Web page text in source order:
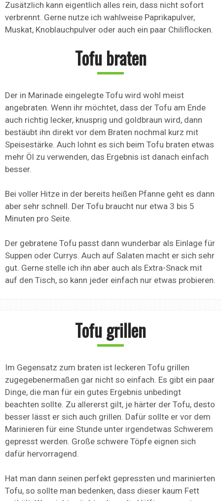
Zusätzlich kann eigentlich alles rein, dass nicht sofort
verbrennt. Gerne nutze ich wahlweise Paprikapulver,
Muskat, Knoblauchpulver oder auch ein paar Chiliflocken.
Tofu braten
Der in Marinade eingelegte Tofu wird wohl meist
angebraten. Wenn ihr möchtet, dass der Tofu am Ende
auch richtig lecker, knusprig und goldbraun wird, dann
bestäubt ihn direkt vor dem Braten nochmal kurz mit
Speisestärke. Auch lohnt es sich beim Tofu braten etwas
mehr Öl zu verwenden, das Ergebnis ist danach einfach
besser.
Bei voller Hitze in der bereits heißen Pfanne geht es dann
aber sehr schnell. Der Tofu braucht nur etwa 3 bis 5
Minuten pro Seite.
Der gebratene Tofu passt dann wunderbar als Einlage für
Suppen oder Currys. Auch auf Salaten macht er sich sehr
gut. Gerne stelle ich ihn aber auch als Extra-Snack mit
auf den Tisch, so kann jeder einfach nur etwas probieren.
Tofu grillen
Im Gegensatz zum braten ist leckeren Tofu grillen
zugegebenermaßen gar nicht so einfach. Es gibt ein paar
Dinge, die man für ein gutes Ergebnis unbedingt
beachten sollte. Zu allererst gilt, je härter der Tofu, desto
besser lässt er sich auch grillen. Dafür sollte er vor dem
Marinieren für eine Stunde unter irgendetwas Schwerem
gepresst werden. Große schwere Töpfe eignen sich
dafür hervorragend.
Hat man dann seinen perfekt gepressten und marinierten
Tofu, so sollte man bedenken, dass dieser kaum Fett